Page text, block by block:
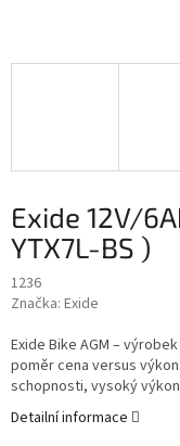
Exide 12V/
YTX7L-BS )
1236
Značka: Exide
Exide Bike AGM –
poměr cena versus
schopnosti, vysoký
Detailní informace